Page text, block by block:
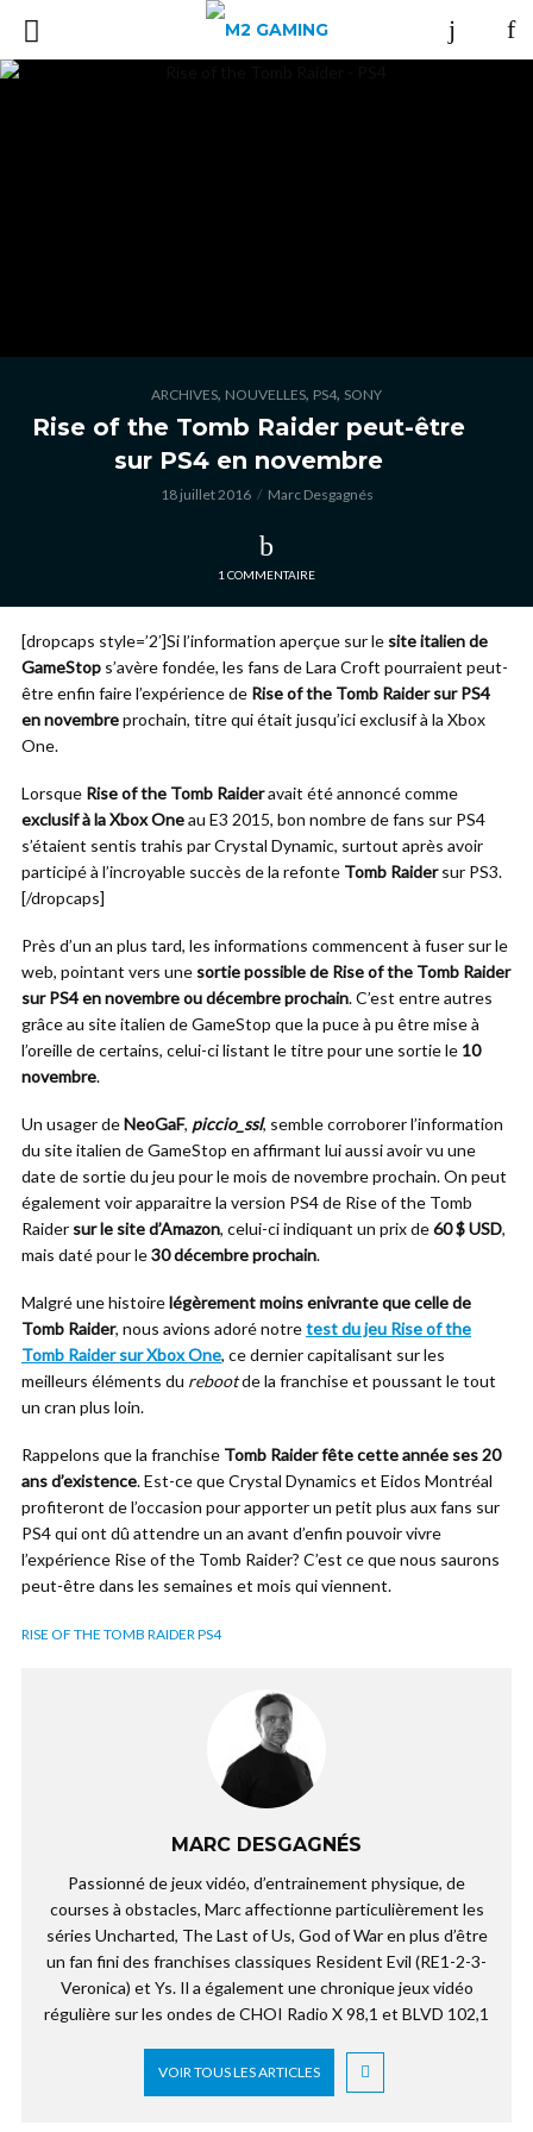
ARCHIVES, NOUVELLES, PS4, SONY
Rise of the Tomb Raider peut-être
sur PS4 en novembre
18 juillet 2016 Marc Desgagnés
1 COMMENTAIRE
[dropcaps style=’2′]Si l’information aperçue sur le site italien de
GameStop s’avère fondée, les fans de Lara Croft pourraient peut-
être enfin faire l’expérience de Rise of the Tomb Raider sur PS4
en novembreprochain, titre qui était jusqu’ici exclusif à la Xbox
One.
Lorsque Rise of the Tomb Raideravait été annoncé comme
exclusif à la Xbox Oneau E3 2015, bon nombre de fans sur PS4
s’étaient sentis trahis par Crystal Dynamic, surtout après avoir
participé à l’incroyable succès de la refonte Tomb Raidersur PS3.
[/dropcaps]
Près d’un an plus tard, les informations commencent à fuser sur le
web, pointant vers une sortie possible de Rise of the Tomb Raider
sur PS4 en novembre ou décembre prochain. C’est entre autres
grâce au site italien de GameStop que la puce à pu être mise à
l’oreille de certains, celui-ci listant le titre pour une sortie le 10
novembre.
Un usager deNeoGaF, piccio_ssl, semble corroborer l’information
du site italien de GameStop en affirmant lui aussi avoir vu une
date de sortie du jeu pour le mois de novembre prochain. On peut
également voir apparaitre la version PS4 de Rise of the Tomb
Raider sur le site d’Amazon, celui-ci indiquant un prix de60 $ USD,
mais daté pour le30 décembre prochain.
Malgré une histoirelégèrement moins enivrante que celle de
Tomb Raider, nous avions adoré notretest du jeu Rise of the
Tomb Raider sur Xbox One, ce dernier capitalisant sur les
meilleurs éléments du rebootde la franchise et poussant le tout
un cran plus loin.
Rappelons que la franchise Tomb Raider fête cette année ses 20
ans d’existence. Est-ce que Crystal Dynamics et Eidos Montréal
profiteront de l’occasion pour apporter un petit plus aux fans sur
PS4 qui ont dû attendre un an avant d’enfin pouvoir vivre
l’expérience Rise of the Tomb Raider? C’est ce que nous saurons
peut-être dans les semaines et mois qui viennent.
RISE OF THE TOMB RAIDER PS4
MARC DESGAGNÉS
Passionné de jeux vidéo, d’entrainement physique, de
courses à obstacles, Marc affectionne particulièrement les
séries Uncharted, The Last of Us, God of War en plus d’être
un fan fini des franchises classiques Resident Evil (RE1-2-3-
Veronica) et Ys. Il a également une chronique jeux vidéo
régulière sur les ondes de CHOI Radio X 98,1 et BLVD 102,1
VOIR TOUS LES ARTICLES